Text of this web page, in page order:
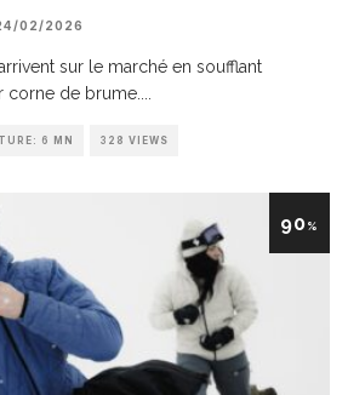
02/2026
sur le marché en soufflant
corne de brume.
6 MN 328 VIEWS
90%